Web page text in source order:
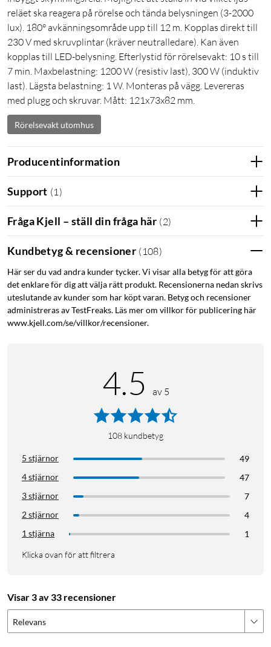
reläet ska reagera på rörelse och tända belysningen (3-2000
lux). 180° avkänningsområde upp till 12 m. Kopplas direkt till
230 V med skruvplintar (kräver neutralledare). Kan även
kopplas till LED-belysning. Efterlystid för rörelsevakt: 10 s till
7 min. Maxbelastning: 1200 W (resistiv last), 300 W (induktiv
last). Lägsta belastning: 1 W. Monteras på vägg. Levereras
med plugg och skruvar. Mått: 121x73x82 mm.
Rörelsevakt utomhus
Producentinformation
Support (1 )
Fråga Kjell – ställ din fråga här (2)
Kundbetyg & recensioner ( 108)
Här ser du vad andra kunder tycker. Vi visar alla betyg för att göra
det enklare för dig att välja rätt produkt. Recensionerna nedan skrivs
uteslutande av kunder som har köpt varan. Betyg och recensioner
administreras av TestFreaks. Läs mer om villkor för publicering här
www.kjell.com/se/villkor/recensioner.
4.5 av 5
108 kundbetyg
5 stjärnor
49
4 stjärnor
47
3 stjärnor
7
2 stjärnor
4
1 stjärna
1
Klicka ovan för att filtrera
Visar 3 av 33 recensioner
Relevans